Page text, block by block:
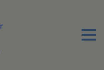
Menu